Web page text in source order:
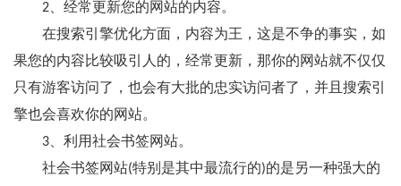
2、经常更新您的网站的内容。
在搜索引擎优化方面，内容为王，这是不争的事实，如
果您的内容比较吸引人的，经常更新，那你的网站就不仅仅
只有游客访问了，也会有大批的忠实访问者了，并且搜索引
擎也会喜欢你的网站。
3、利用社会书签网站。
社会书签网站(特别是其中最流行的)的是另一种强大的